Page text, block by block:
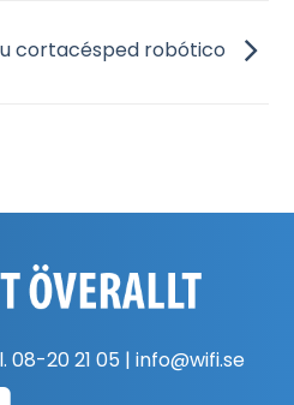
cortacésped robótico
08-20 21 05 | info@wifi.se